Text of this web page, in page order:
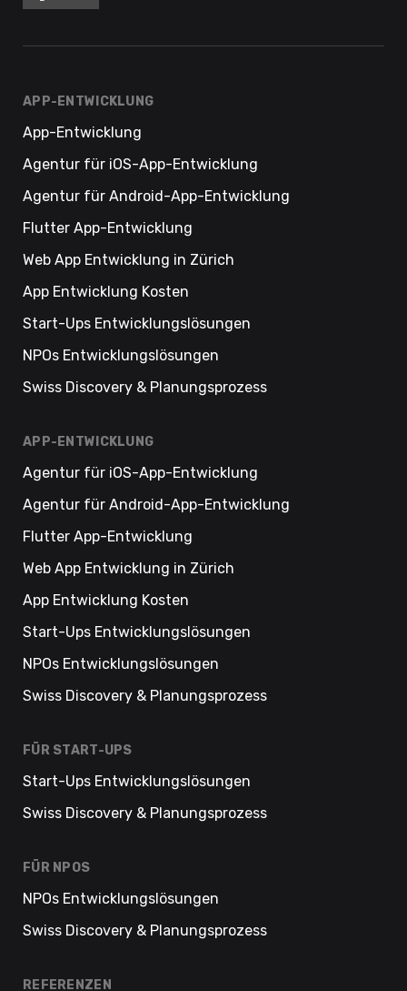
APP-ENTWICKLUNG
App-Entwicklung
Agentur für iOS-App-Entwicklung
Agentur für Android-App-Entwicklung
Flutter App-Entwicklung
Web App Entwicklung in Zürich
App Entwicklung Kosten
Start-Ups Entwicklungslösungen
NPOs Entwicklungslösungen
Swiss Discovery & Planungsprozess
APP-ENTWICKLUNG
Agentur für iOS-App-Entwicklung
Agentur für Android-App-Entwicklung
Flutter App-Entwicklung
Web App Entwicklung in Zürich
App Entwicklung Kosten
Start-Ups Entwicklungslösungen
NPOs Entwicklungslösungen
Swiss Discovery & Planungsprozess
FÜR START-UPS
Start-Ups Entwicklungslösungen
Swiss Discovery & Planungsprozess
FÜR NPOS
NPOs Entwicklungslösungen
Swiss Discovery & Planungsprozess
REFERENZEN